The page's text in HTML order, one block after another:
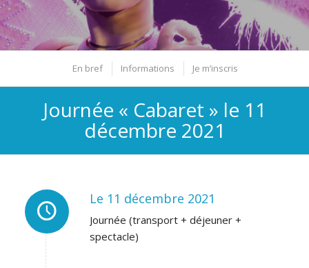
En bref Informations Je m’inscris
Journée « Cabaret » le 11
décembre 2021
Le 11 décembre 2021
Journée (transport + déjeuner +
spectacle)